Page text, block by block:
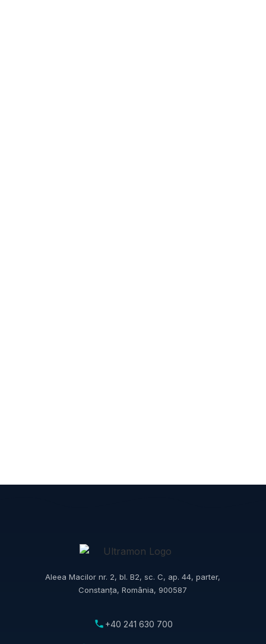
Aleea Macilor nr. 2, bl. B2, sc. C, ap. 44, parter,
Constanța, România, 900587
+40 241 630 700